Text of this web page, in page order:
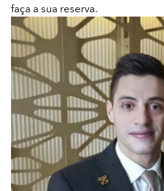
faça a sua reserva.